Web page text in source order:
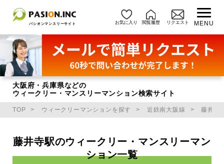
パシオンマンスリーサイト お気に入り 閲覧履歴 リクエスト MENU
大阪府・兵庫県などの
ウィークリー・マンスリーマンション検索サイト
TOP ウィークリーマンションを探す 近鉄南大阪線 藤井寺
藤井寺駅のウィークリー・マンスリーマン
ション一覧